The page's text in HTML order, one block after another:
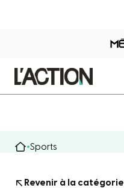
Sports
Revenir à la catégorie